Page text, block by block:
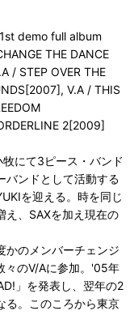
demo full album
THE DANCE
/ STEP OVER THE
V.A / THIS
2[2009]
にて3ピース・バンド
バンドとして活動する
を迎える。時を同じ
え、SAXを加え現在の
かのメンバーチェンジ
々のV/Aに参加。'05年
」を発表し、翌年の2
る。このころから東京